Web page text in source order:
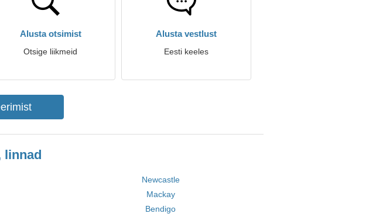
Alusta otsimist
Otsige liikmeid
Alusta vestlust
Eesti keeles
linnad
Newcastle
Mackay
Bendigo